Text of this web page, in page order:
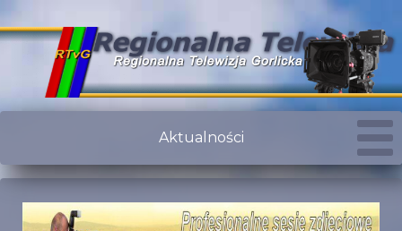
Aktualności